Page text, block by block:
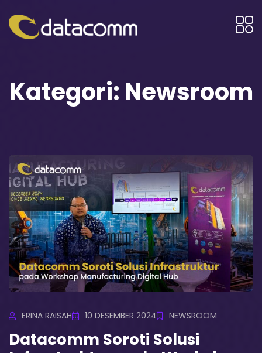
Kategori: Newsroom
ERINA RAISAH 10 DESEMBER 2024 NEWSROOM
Datacomm Soroti Solusi